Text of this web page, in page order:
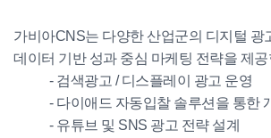
가비아CNS는 다양한 산업군의 디지털 광
데이터 기반 성과 중심 마케팅 전략을 제
- 검색광고 / 디스플레이 광고 운영
- 다이애드 자동입찰 솔루션을 통한
- 유튜브 및 SNS 광고 전략 설계